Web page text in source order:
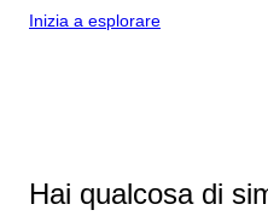
Inizia a esplorare
Hai qualcosa di